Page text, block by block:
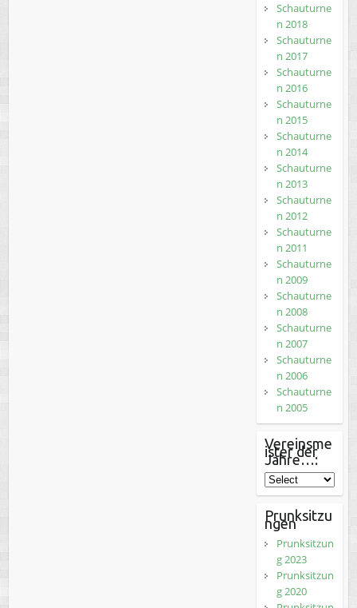
Schauturne
n 2018
Schauturne
n 2017
Schauturne
n 2016
Schauturne
n 2015
Schauturne
n 2014
Schauturne
n 2013
Schauturne
n 2012
Schauturne
n 2011
Schauturne
n 2009
Schauturne
n 2008
Schauturne
n 2007
Schauturne
n 2006
Schauturne
n 2005
Vereinsme
ister der
Jahre…:
Prunksitzu
ngen
Prunksitzun
g 2023
Prunksitzun
g 2020